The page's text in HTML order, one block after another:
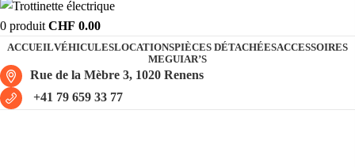
0 produit CHF 0.00
ACCUEILVÉHICULESLOCATIONSPIÈCES DÉTACHÉESACCESSOIRES
MEGUIAR’S
Rue de la Mèbre 3, 1020 Renens
+41 79 659 33 77